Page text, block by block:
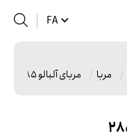
FA
مربا مربای آلبالو 285